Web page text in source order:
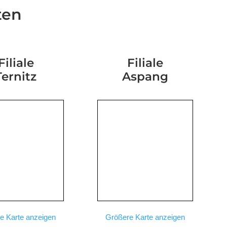
Karte anzeigen
Filiale
Aspang
Größere Karte anzeigen